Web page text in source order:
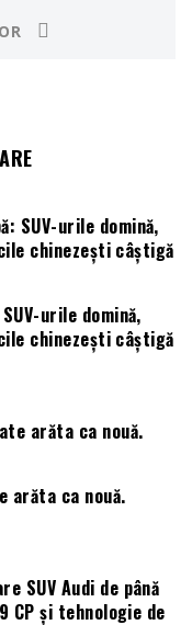
urile domină,
chinezești câștigă
arăta ca nouă.